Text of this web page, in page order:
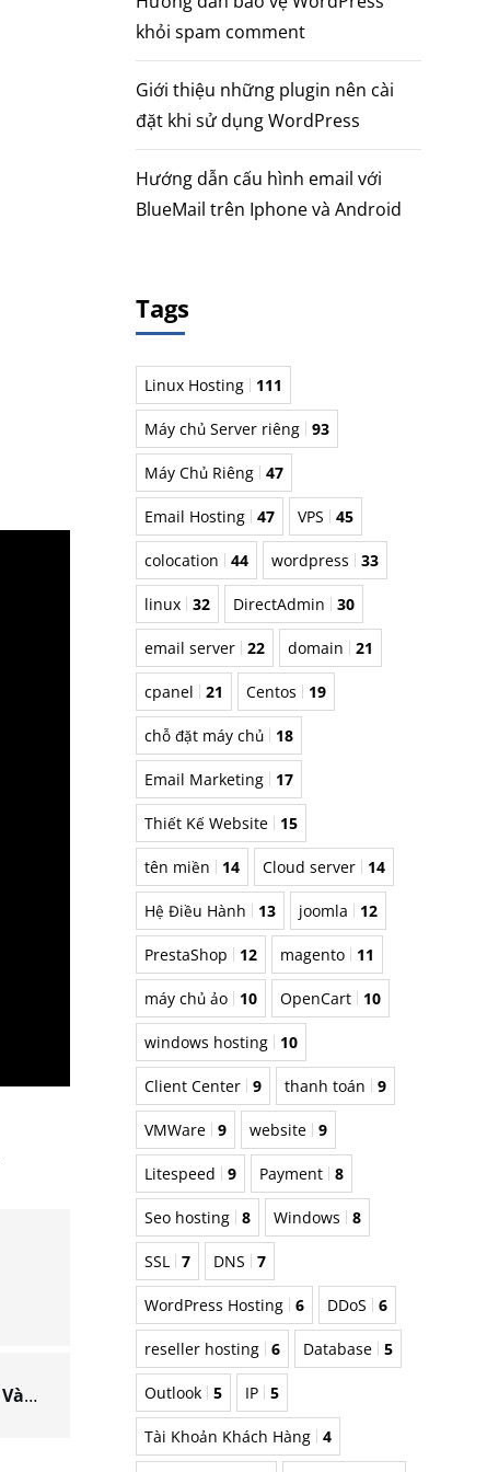
Hướng Dẫn Thêm Tài Khoản Email Tên Miền Vào Gmail
khỏi spam comment
Giới thiệu những plugin nên cài
đặt khi sử dụng WordPress
Hướng dẫn cấu hình email với
BlueMail trên Iphone và Android
Tags
Linux Hosting 111
Máy chủ Server riêng 93
Máy Chủ Riêng 47
Email Hosting 47 VPS 45
colocation 44 wordpress 33
linux 32 DirectAdmin 30
email server 22 domain 21
cpanel 21 Centos 19
chỗ đặt máy chủ 18
Email Marketing 17
Thiết Kế Website 15
tên miền 14 Cloud server 14
Hệ Điều Hành 13 joomla 12
PrestaShop 12 magento 11
máy chủ ảo 10 OpenCart 10
windows hosting 10
Client Center 9 thanh toán 9
VMWare 9 website 9
Litespeed 9 Payment 8
Seo hosting 8 Windows 8
SSL 7 DNS 7
WordPress Hosting 6 DDoS 6
reseller hosting 6 Database 5
Outlook 5 IP 5
Tài Khoản Khách Hàng 4